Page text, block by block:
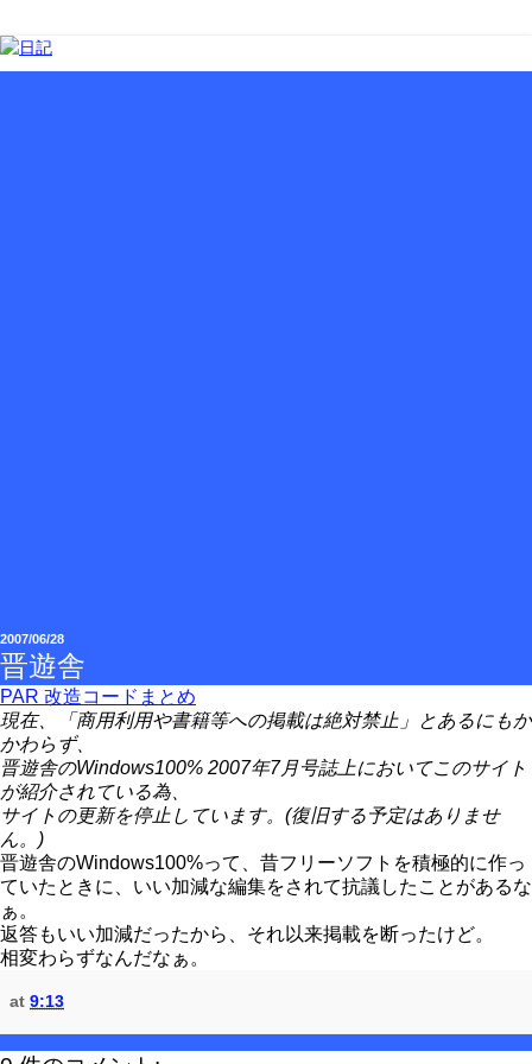
2007/06/28
晋遊舎
PAR 改造コードまとめ
現在、「商用利用や書籍等への掲載は絶対禁止」とあるにもか
かわらず、
晋遊舎のWindows100% 2007年7月号誌上においてこのサイト
が紹介されている為、
サイトの更新を停止しています。(復旧する予定はありませ
ん。)
晋遊舎のWindows100%って、昔フリーソフトを積極的に作っ
ていたときに、いい加減な編集をされて抗議したことがあるな
ぁ。
返答もいい加減だったから、それ以来掲載を断ったけど。
相変わらずなんだなぁ。
at 9:13